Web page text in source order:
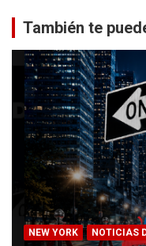
También te
NEW YORK NOTICIAS